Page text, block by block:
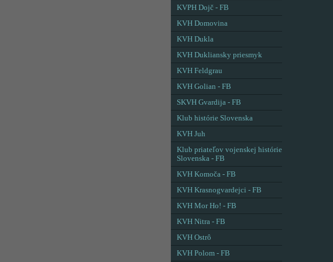
KVPH Dojč - FB
KVH Domovina
KVH Dukla
KVH Dukliansky priesmyk
KVH Feldgrau
KVH Golian - FB
SKVH Gvardija - FB
Klub histórie Slovenska
KVH Juh
Klub priateľov vojenskej histórie
Slovenska - FB
KVH Komoča - FB
KVH Krasnogvardejci - FB
KVH Mor Ho! - FB
KVH Nitra - FB
KVH Ostrô
KVH Polom - FB